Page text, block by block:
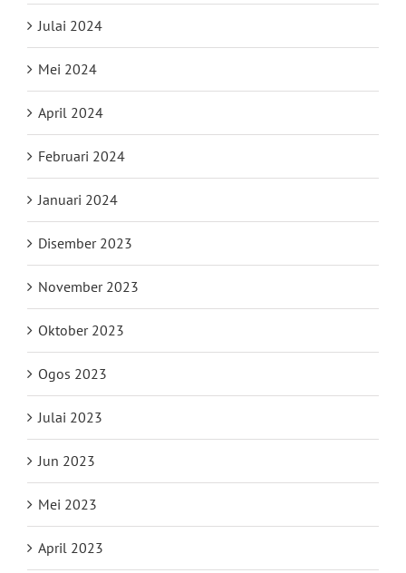
Julai 2024
Mei 2024
April 2024
Februari 2024
Januari 2024
Disember 2023
November 2023
Oktober 2023
Ogos 2023
Julai 2023
Jun 2023
Mei 2023
April 2023